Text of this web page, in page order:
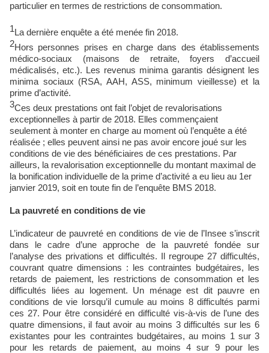
particulier en termes de restrictions de consommation.
1La dernière enquête a été menée fin 2018.
2Hors personnes prises en charge dans des établissements
médico-sociaux (maisons de retraite, foyers d’accueil
médicalisés, etc.). Les revenus minima garantis désignent les
minima sociaux (RSA, AAH, ASS, minimum vieillesse) et la
prime d’activité.
3Ces deux prestations ont fait l’objet de revalorisations
exceptionnelles à partir de 2018. Elles commençaient
seulement à monter en charge au moment où l’enquête a été
réalisée ; elles peuvent ainsi ne pas avoir encore joué sur les
conditions de vie des bénéficiaires de ces prestations. Par
ailleurs, la revalorisation exceptionnelle du montant maximal de
la bonification individuelle de la prime d’activité a eu lieu au 1er
janvier 2019, soit en toute fin de l’enquête BMS 2018.
La pauvreté en conditions de vie
L’indicateur de pauvreté en conditions de vie de l’Insee s’inscrit
dans le cadre d’une approche de la pauvreté fondée sur
l’analyse des privations et difficultés. Il regroupe 27 difficultés,
couvrant quatre dimensions : les contraintes budgétaires, les
retards de paiement, les restrictions de consommation et les
difficultés liées au logement. Un ménage est dit pauvre en
conditions de vie lorsqu’il cumule au moins 8 difficultés parmi
ces 27. Pour être considéré en difficulté vis-à-vis de l’une des
quatre dimensions, il faut avoir au moins 3 difficultés sur les 6
existantes pour les contraintes budgétaires, au moins 1 sur 3
pour les retards de paiement, au moins 4 sur 9 pour les